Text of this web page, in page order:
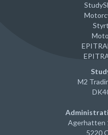
M2
Agerhatten
5220